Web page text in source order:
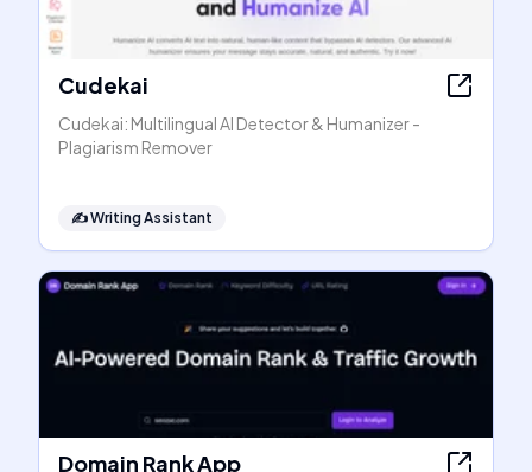
Cudekai
Cudekai: Multilingual AI Detector & Humanizer -
Plagiarism Remover
✍️Writing Assistant
Domain Rank App